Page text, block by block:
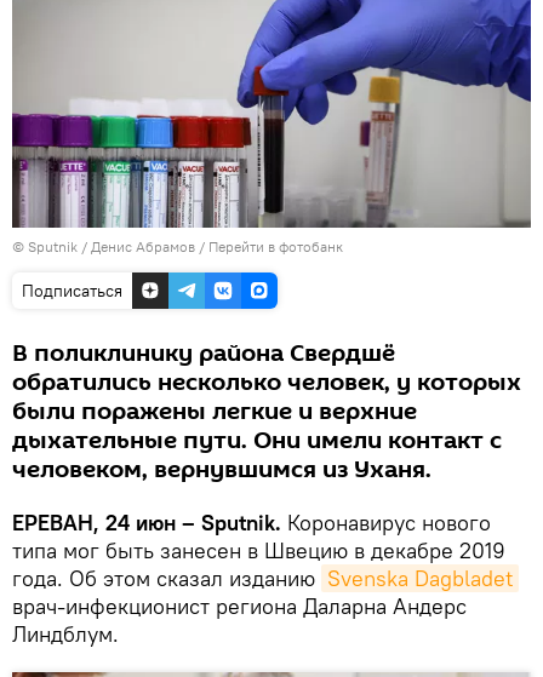
© Sputnik / Денис Абрамов / Перейти в фотобанк
Подписаться
В поликлинику района Свердшё
обратились несколько человек, у которых
были поражены легкие и верхние
дыхательные пути. Они имели контакт с
человеком, вернувшимся из Уханя.
ЕРЕВАН, 24 июн – Sputnik. Коронавирус нового
типа мог быть занесен в Швецию в декабре 2019
года. Об этом сказал изданию Svenska Dagbladet
врач-инфекционист региона Даларна Андерс
Линдблум.